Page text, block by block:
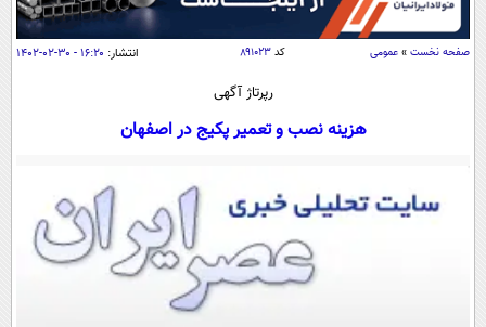
سیاسی
اقتصاد
جامعه
سلامت
محیط زیست
فرهنگ و هنر
فناوری و It
قرآن
صفحه نخست » عمومی کد۸۹۱۰۲۳ انتشار: ۱۶:۲۰ - ۳۰-۰۲-۱۴۰۲
رپرتاژ آگهی
هزینه نصب و تعمیر پکیج در اصفهان